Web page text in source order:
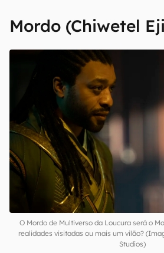
Mordo (Chiwetel
O Mordo de Multiverso da Loucura será o
realidades visitadas ou mais um vilão?
Studios)